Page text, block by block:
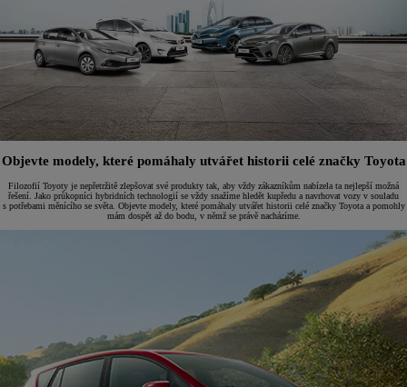
Objevte modely, které pomáhaly utvářet historii celé značky Toyota
Filozofií Toyoty je nepřetržitě zlepšovat své produkty tak, aby vždy zákazníkům nabízela ta nejlepší možná
řešení. Jako průkopníci hybridních technologií se vždy snažíme hledět kupředu a navrhovat vozy v souladu
s potřebami měnícího se světa. Objevte modely, které pomáhaly utvářet historii celé značky Toyota a pomohly
mám dospět až do bodu, v němž se právě nacházíme.